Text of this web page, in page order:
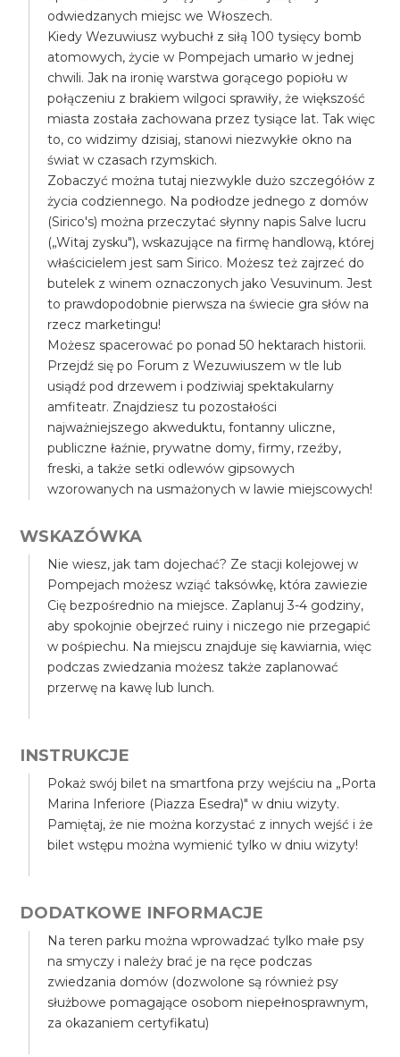
odwiedzanych miejsc we Włoszech.
Kiedy Wezuwiusz wybuchł z siłą 100 tysięcy bomb
atomowych, życie w Pompejach umarło w jednej
chwili. Jak na ironię warstwa gorącego popiołu w
połączeniu z brakiem wilgoci sprawiły, że większość
miasta została zachowana przez tysiące lat. Tak więc
to, co widzimy dzisiaj, stanowi niezwykłe okno na
świat w czasach rzymskich.
Zobaczyć można tutaj niezwykle dużo szczegółów z
życia codziennego. Na podłodze jednego z domów
(Sirico's) można przeczytać słynny napis Salve lucru
(„Witaj zysku"), wskazujące na firmę handlową, której
właścicielem jest sam Sirico. Możesz też zajrzeć do
butelek z winem oznaczonych jako Vesuvinum. Jest
to prawdopodobnie pierwsza na świecie gra słów na
rzecz marketingu!
Możesz spacerować po ponad 50 hektarach historii.
Przejdź się po Forum z Wezuwiuszem w tle lub
usiądź pod drzewem i podziwiaj spektakularny
amfiteatr. Znajdziesz tu pozostałości
najważniejszego akweduktu, fontanny uliczne,
publiczne łaźnie, prywatne domy, firmy, rzeźby,
freski, a także setki odlewów gipsowych
wzorowanych na usmażonych w lawie miejscowych!
WSKAZÓWKA
Nie wiesz, jak tam dojechać? Ze stacji kolejowej w
Pompejach możesz wziąć taksówkę, która zawiezie
Cię bezpośrednio na miejsce. Zaplanuj 3-4 godziny,
aby spokojnie obejrzeć ruiny i niczego nie przegapić
w pośpiechu. Na miejscu znajduje się kawiarnia, więc
podczas zwiedzania możesz także zaplanować
przerwę na kawę lub lunch.
INSTRUKCJE
Pokaż swój bilet na smartfona przy wejściu na „Porta
Marina Inferiore (Piazza Esedra)" w dniu wizyty.
Pamiętaj, że nie można korzystać z innych wejść i że
bilet wstępu można wymienić tylko w dniu wizyty!
DODATKOWE INFORMACJE
Na teren parku można wprowadzać tylko małe psy
na smyczy i należy brać je na ręce podczas
zwiedzania domów (dozwolone są również psy
służbowe pomagające osobom niepełnosprawnym,
za okazaniem certyfikatu)